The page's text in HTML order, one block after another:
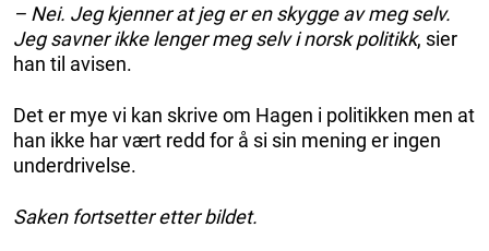
– Nei. Jeg kjenner at jeg er en skygge av meg selv.
Jeg savner ikke lenger meg selv i norsk politikk, sier
han til avisen.
Det er mye vi kan skrive om Hagen i politikken men at
han ikke har vært redd for å si sin mening er ingen
underdrivelse.
Saken fortsetter etter bildet.